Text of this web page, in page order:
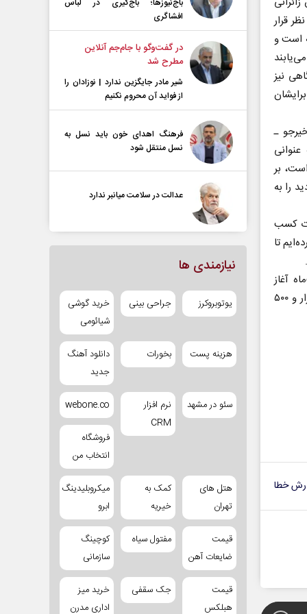
قرار
است و
حضور می‌یابند
نیز
ـ
بر
را به
کسب
تا
زیارت از ۲۴ اردیبهشت‌ماه آغاز
می‌شود و تا ۱۸ خردادماه ادامه خواهد داشت. سهمیه حج امسال ایران حدود ۸۷ هزار و ۵۰۰
خطا
باج‌نیوزها؛ باج‌گیری در لباس
افشاگری
در گفت‌و‌گو با جام‌جم آنلاین
مطرح شد
شیر مادر جایگزین ندارد | نوزادان را
از فواید آن محروم نکنیم
فرهنگ اهدای خون باید نسل به
نسل منتقل شود
عدالت در سلامت میانبر ندارد
نیازمندی ها
یوتوبروکرز جراحی بینی
خرید گوشی
شیائومی
هزینه پست بخورات
دانلود آهنگ
جدید
سئو در مشهد
نرم افزار
CRM
webone.co
فروشگاه
انتخاب من
هتل های
تهران
کمک به
خیریه
میکروبلیدینگ
ابرو
قیمت
ضایعات آهن
مفتول سیاه
کوچینگ
سازمانی
قیمت
هبلکس
جک سقفی
خرید میز
اداری مدرن